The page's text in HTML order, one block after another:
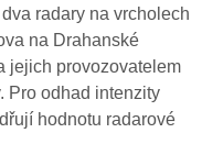
radary na vrcholech
na Drahanské
jejich provozovatelem
Pro odhad intenzity
hodnotu radarové